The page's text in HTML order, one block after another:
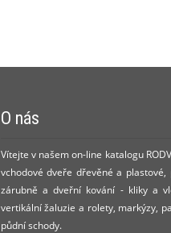
O nás
Vítejte v našem on-line katalogu
vchodové dveře dřevěné a
zárubně a dveřní kování - kliky a
vertikální žaluzie a rolety, markýzy,
půdní schody.